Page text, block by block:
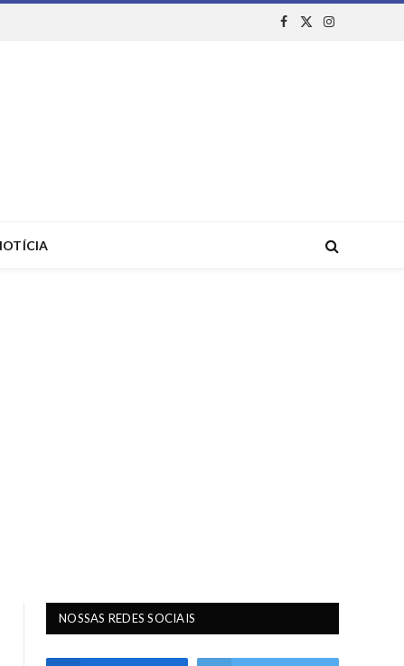
Facebook
X
Instagram
NOSSAS REDES SOCIAIS